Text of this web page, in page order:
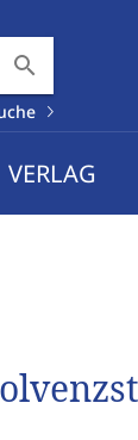
search
VERLAG